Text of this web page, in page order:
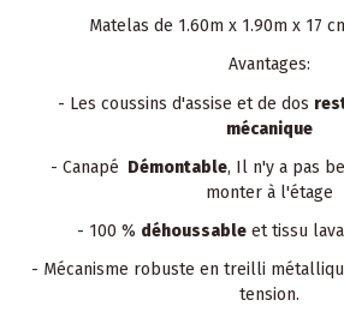
Matelas de 1.60m x 1.90m x 17
Avantages:
- Les coussins d'assise et de dos
mécanique
- Canapé Démontable, Il n'y a pas
monter à l'étage
- 100 % déhoussableet tissu
- Mécanisme robuste en treilli
tension.